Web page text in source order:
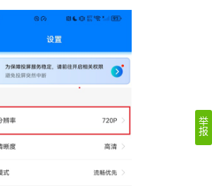
举
报